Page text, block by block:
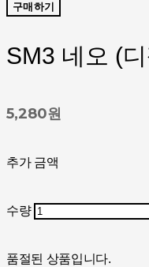
구매하기
SM3 네오 (
5,280원
추가 금액
수량
품절된 상품입니다.